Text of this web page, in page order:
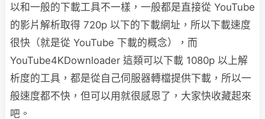
以和一般的下載工具不一樣，一般都是直接從 YouTube
的影片解析取得 720p 以下的下載網址，所以下載速度
很快（就是從 YouTube 下載的概念），而
YouTube4KDownloader 這類可以下載 1080p 以上解
析度的工具，都是從自己伺服器轉檔提供下載，所以一
般速度都不快，但可以用就很感恩了，大家快收藏起來
吧。